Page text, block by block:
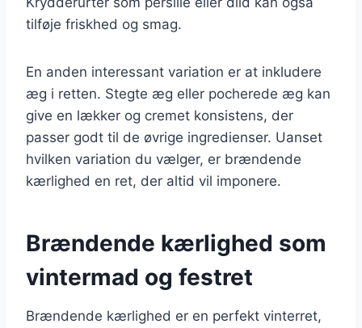
tilføje friskhed og smag.
En anden interessant variation er at inkludere
æg i retten. Stegte æg eller pocherede æg kan
give en lækker og cremet konsistens, der
passer godt til de øvrige ingredienser. Uanset
hvilken variation du vælger, er brændende
kærlighed en ret, der altid vil imponere.
Brændende kærlighed som
vintermad og festret
Brændende kærlighed er en perfekt vinterret,